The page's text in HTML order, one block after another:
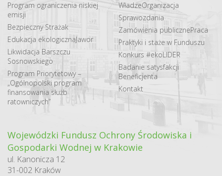
Program ograniczenia niskiej
emisji
Bezpieczny Strażak
Edukacja ekologicznaJawor
Likwidacja Barszczu
Sosnowskiego
Program Priorytetowy –
„Ogólnopolski program
finansowania służb
ratowniczych”
WładzeOrganizacja
Sprawozdania
Zamówienia publicznePraca
Praktyki i staże w Funduszu
Konkurs #ekoLIDER
Badanie satysfakcji
Beneficjenta
Kontakt
Wojewódzki Fundusz Ochrony Środowiska i
Gospodarki Wodnej w Krakowie
ul. Kanonicza 12
31-002 Kraków